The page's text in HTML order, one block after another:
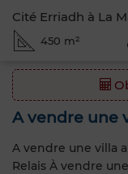
Cité Erriadh à La
450 m²
A vendre une
A vendre une villa
Relais À vendre